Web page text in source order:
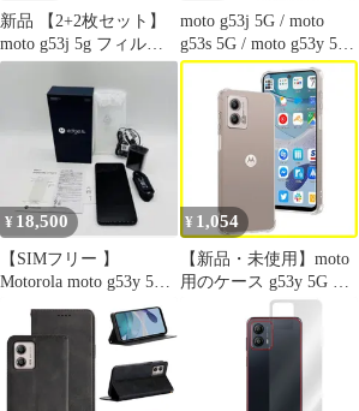
新品 【2+2枚セット】
moto g53j 5g フィルム +
Motorola moto g53j 5G
カメラフィルム 旭硝子
素材採用 強化ガラス フ
ィルム 硬度9H moto
g53y 5G 保護フィルム
耐衝撃 撥油性 超耐久
耐指紋 飛散防止処理 m
moto g53j 5G / moto
g53s 5G / moto g53y 5G
背面 保護 フィルム
OverLay Paper モトロー
ラ スマホ ザラザラした
手触り ホールド感アッ
¥ 18,500
【SIMフリー 】
Motorola moto g53y 5G
¥ 1,054
【新品・未使用】moto
用のケース g53y 5G 用
の保護カバー 5G 薄型
TPU材質 g53j 『四隅が
エアクッション構造』
耐衝撃 『全面保護』